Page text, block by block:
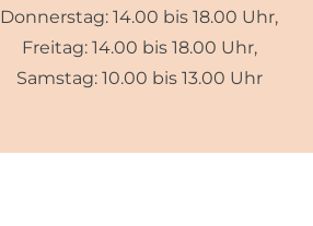
Donnerstag: 14.00 bis 18.00 Uhr,
Freitag: 14.00 bis 18.00 Uhr,
Samstag: 10.00 bis 13.00 Uhr